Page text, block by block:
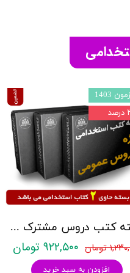
بسته کتب دروس مشترک عمومی اختصاصی آزمون استخدامی آموزش و پرورش نشر چهارخونه
تومان ۹۲۲,۵۰۰ تومان
افزودن به سبد خرید
1403